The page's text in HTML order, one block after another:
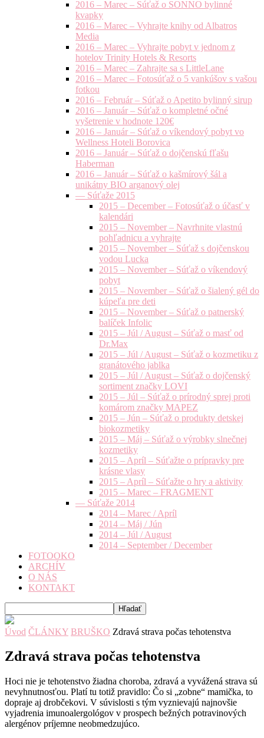
2016 – Marec – Súťaž o SONNO bylinné
kvapky
2016 – Marec – Vyhrajte knihy od Albatros
Media
2016 – Marec – Vyhrajte pobyt v jednom z
hotelov Trinity Hotels & Resorts
2016 – Marec – Zahrajte sa s LittleLane
2016 – Marec – Fotosúťaž o 5 vankúšov s vašou
fotkou
2016 – Február – Súťaž o Apetito bylinný sirup
2016 – Január – Súťaž o kompletné očné
vyšetrenie v hodnote 120€
2016 – Január – Súťaž o víkendový pobyt vo
Wellness Hoteli Borovica
2016 – Január – Súťaž o dojčenskú fľašu
Haberman
2016 – Január – Súťaž o kašmírový šál a
unikátny BIO arganový olej
— Súťaže 2015
2015 – December – Fotosúťaž o účasť v
kalendári
2015 – November – Navrhnite vlastnú
pohľadnicu a vyhrajte
2015 – November – Súťaž s dojčenskou
vodou Lucka
2015 – November – Súťaž o víkendový
pobyt
2015 – November – Súťaž o šialený gél do
kúpeľa pre deti
2015 – November – Súťaž o patnerský
balíček Infolic
2015 – Júl / August – Súťaž o masť od
Dr.Max
2015 – Júl / August – Súťaž o kozmetiku z
granátového jablka
2015 – Júl / August – Súťaž o dojčenský
sortiment značky LOVI
2015 – Júl – Súťaž o prírodný sprej proti
komárom značky MAPEZ
2015 – Jún – Súťaž o produkty detskej
biokozmetiky
2015 – Máj – Súťaž o výrobky slnečnej
kozmetiky
2015 – Apríl – Súťažte o prípravky pre
krásne vlasy
2015 – Apríl – Súťažte o hry a aktivity
2015 – Marec – FRAGMENT
— Súťaže 2014
2014 – Marec / Apríl
2014 – Máj / Jún
2014 – Júl / August
2014 – September / December
FOTOOKO
ARCHÍV
O NÁS
KONTAKT
Úvod ČLÁNKY BRUŠKO Zdravá strava počas tehotenstva
Zdravá strava počas tehotenstva
Hoci nie je tehotenstvo žiadna choroba, zdravá a vyvážená strava sú
nevyhnutnosťou. Platí tu totiž pravidlo: Čo si „zobne“ mamička, to
dopraje aj drobčekovi. V súvislosti s tým vyznievajú najnovšie
vyjadrenia imunoalergológov v prospech bežných potravinových
alergénov príjemne neobmedzujúco.